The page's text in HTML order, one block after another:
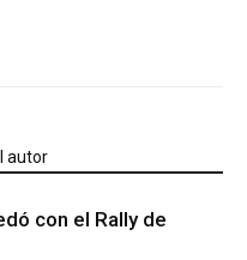
autor
con el Rally de